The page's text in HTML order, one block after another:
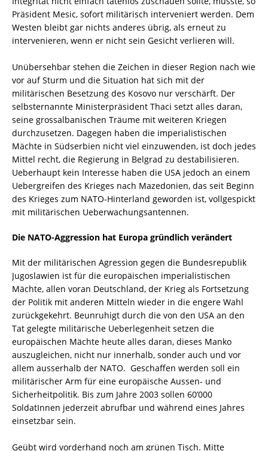
Präsident Mesic, sofort militärisch interveniert werden. Dem
Westen bleibt gar nichts anderes übrig, als erneut zu
intervenieren, wenn er nicht sein Gesicht verlieren will.
Unübersehbar stehen die Zeichen in dieser Region nach wie
vor auf Sturm und die Situation hat sich mit der
militärischen Besetzung des Kosovo nur verschärft. Der
selbsternannte Ministerpräsident Thaci setzt alles daran,
seine grossalbanischen Träume mit weiteren Kriegen
durchzusetzen. Dagegen haben die imperialistischen
Mächte in Südserbien nicht viel einzuwenden, ist doch jedes
Mittel recht, die Regierung in Belgrad zu destabilisieren.
Ueberhaupt kein Interesse haben die USA jedoch an einem
Uebergreifen des Krieges nach Mazedonien, das seit Beginn
des Krieges zum NATO-Hinterland geworden ist, vollgespickt
mit militärischen Ueberwachungsantennen.
Die NATO-Aggression hat Europa gründlich verändert
Mit der militärischen Agression gegen die Bundesrepublik
Jugoslawien ist für die europäischen imperialistischen
Mächte, allen voran Deutschland, der Krieg als Fortsetzung
der Politik mit anderen Mitteln wieder in die engere Wahl
zurückgekehrt. Beunruhigt durch die von den USA an den
Tat gelegte militärische Ueberlegenheit setzen die
europäischen Mächte heute alles daran, dieses Manko
auszugleichen, nicht nur innerhalb, sonder auch und vor
allem ausserhalb der NATO. Geschaffen werden soll ein
militärischer Arm für eine europäische Aussen- und
Sicherheitpolitik. Bis zum Jahre 2003 sollen 60’000
SoldatInnen jederzeit abrufbar und während eines Jahres
einsetzbar sein.
Geübt wird vorderhand noch am grünen Tisch. Mitte